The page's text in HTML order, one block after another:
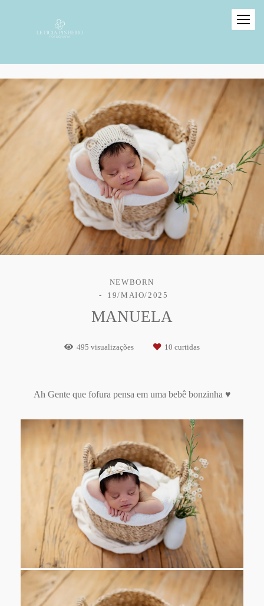
NEWBORN
19/MAIO/2025
MANUELA
495 visualizações 10 curtidas
Ah Gente que fofura pensa em uma bebê bonzinha ♥